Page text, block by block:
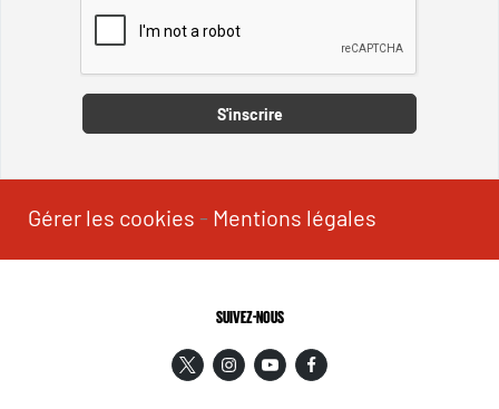
S'inscrire
Gérer les cookies - Mentions légales
SUIVEZ-NOUS